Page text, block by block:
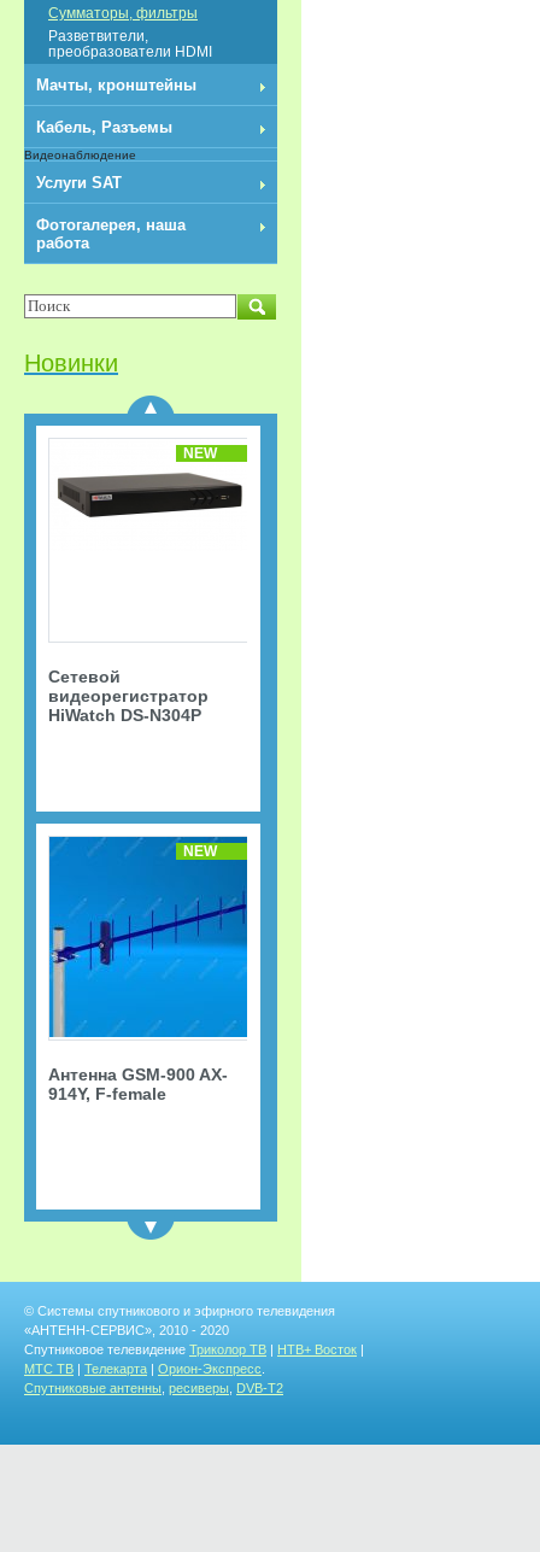
Сумматоры, фильтры
Разветвители,
преобразователи HDMI
Мачты, кронштейны
Кабель, Разъемы
Видеонаблюдение
Услуги SAT
Фотогалерея, наша
работа
Новинки
NEW
Делитель HDMI 1x3
REXANT
NEW
Сетевой
видеорегистратор
HiWatch DS-N304P
NEW
Антенна GSM-900 AX-
914Y, F-female
© Системы спутникового и эфирного телевидения
«АНТЕНН-СЕРВИС», 2010 - 2020
Спутниковое телевидение Триколор ТВ | НТВ+ Восток |
МТС ТВ | Телекарта | Орион-Экспресс
Спутниковые антенны ресиверы DVB-T2